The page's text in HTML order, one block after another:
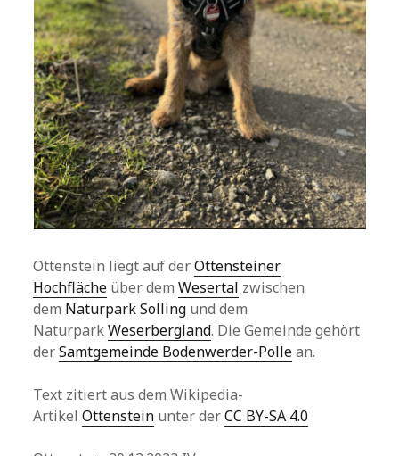
Ottenstein liegt auf derOttensteiner
Hochfläche über demWesertal zwischen
dem NaturparkSolling und dem
NaturparkWeserbergland. Die Gemeinde gehört
derSamtgemeinde Bodenwerder-Pollean.
Text zitiert aus dem Wikipedia-
Artikel Ottenstein unter derCC BY-SA 4.0